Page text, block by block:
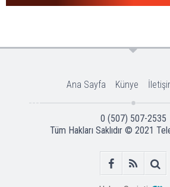
Ana Sayfa Künye
0 (507) 507-2535
Tüm Hakları Saklıdır © 2021